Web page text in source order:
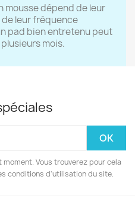
mousse dépend de leur
leur fréquence
pad bien entretenu peut
mois.
Vous trouverez pour cela
conditions d'utilisation du site.